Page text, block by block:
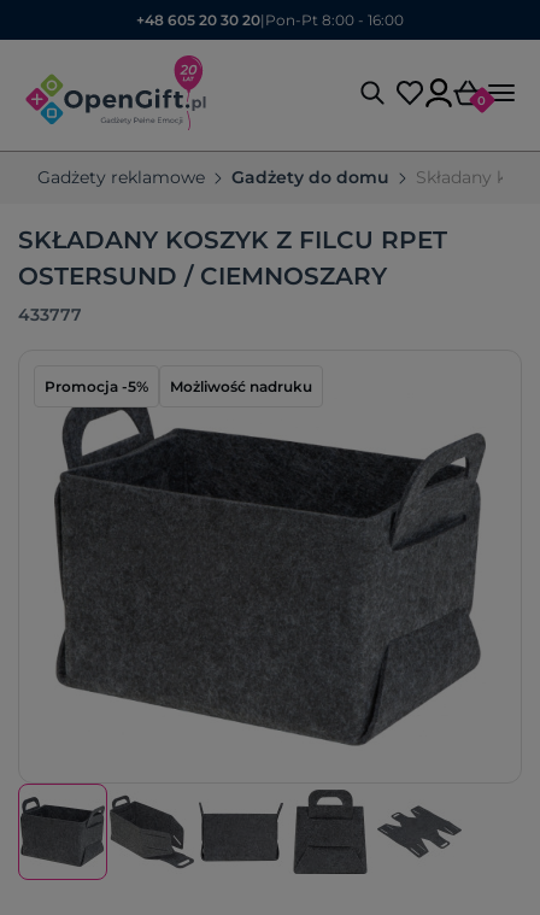
+48 605 20 30 20| Pon-Pt 8:00 - 16:00
0
Gadżety reklamowe Gadżety do domu Składany
SKŁADANY KOSZYK Z FILCU RPET
OSTERSUND / CIEMNOSZARY
433777
Promocja -5% Możliwość nadruku